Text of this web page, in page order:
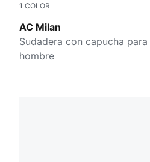
1 COLOR
AC Milan
Dark Gray Heather
Sudadera con capucha para
hombre